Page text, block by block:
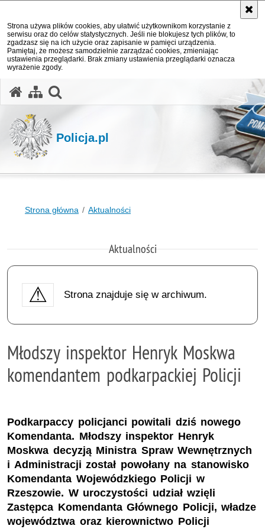
Strona używa plików cookies, aby ułatwić użytkownikom korzystanie z
serwisu oraz do celów statystycznych. Jeśli nie blokujesz tych plików, to
zgadzasz się na ich użycie oraz zapisanie w pamięci urządzenia.
Pamiętaj, że możesz samodzielnie zarządzać cookies, zmieniając
ustawienia przeglądarki. Brak zmiany ustawienia przeglądarki oznacza
wyrażenie zgody.
Policja.pl
Strona główna Aktualności
Aktualności
Strona znajduje się w archiwum.
Młodszy inspektor Henryk Moskwa
komendantem podkarpackiej Policji
Podkarpaccy policjanci powitali dziś nowego
Komendanta. Młodszy inspektor Henryk
Moskwa decyzją Ministra Spraw Wewnętrznych
i Administracji został powołany na stanowisko
Komendanta Wojewódzkiego Policji w
Rzeszowie. W uroczystości udział wzięli
Zastępca Komendanta Głównego Policji, władze
województwa oraz kierownictwo Policji